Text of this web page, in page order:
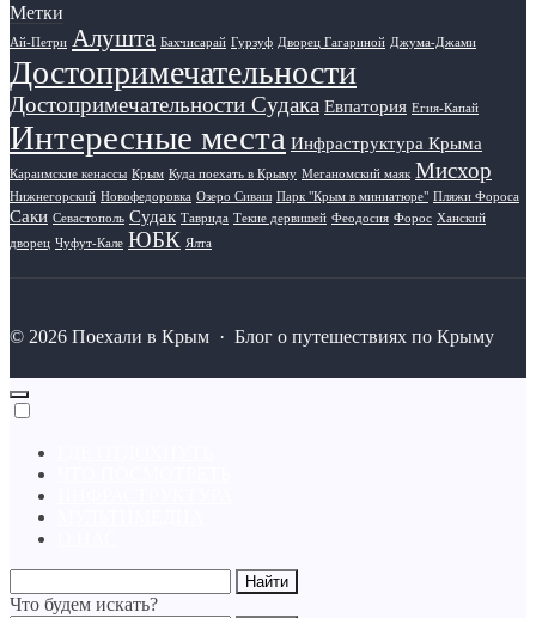
Метки
Ай-Петри Алушта Бахчисарай Гурзуф Дворец Гагариной Джума-Джами
Достопримечательности
Достопримечательности Судака Евпатория Егия-Капай
Интересные места Инфраструктура Крыма
Караимские кенассы Крым Куда поехать в Крыму Меганомский маяк Мисхор
Нижнегорский Новофедоровка Озеро Сиваш Парк "Крым в миниатюре" Пляжи Фороса
Саки Севастополь Судак Таврида Текие дервишей Феодосия Форос Ханский
дворец Чуфут-Кале ЮБК Ялта
© 2026 Поехали в Крым · Блог о путешествиях по Крыму
Что будем искать?